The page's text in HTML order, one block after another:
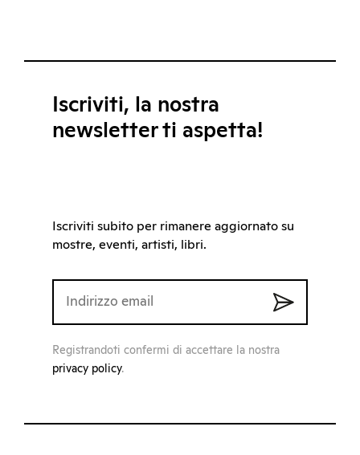
Iscriviti, la nostra
newsletter ti aspetta!
Iscriviti subito per rimanere aggiornato su
mostre, eventi, artisti, libri.
Registrandoti confermi di accettare la nostra
privacy policy.